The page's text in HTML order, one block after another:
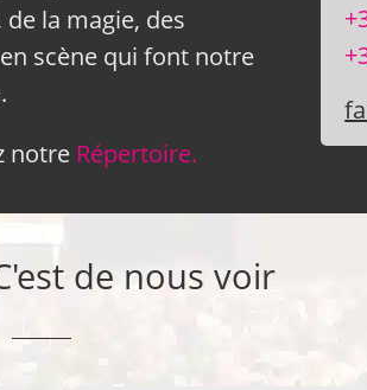
la magie, des
scène qui font notre
notre Répertoire.
de nous voir